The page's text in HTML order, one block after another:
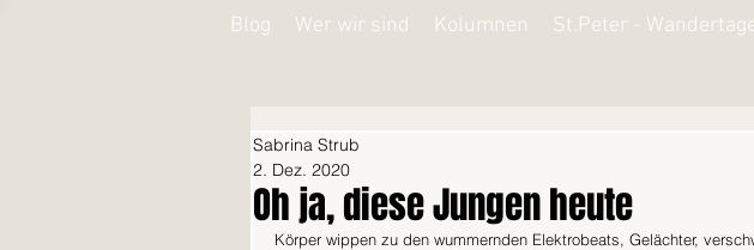
Blog Wer wir sind Kolumnen St.Peter -
Oh ja, diese Jungen heute
Sabrina Strub
2. Dez. 2020
Körper wippen zu den wummernden Elektrobeats, Gelächter,